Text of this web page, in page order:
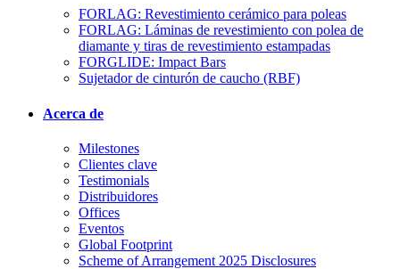
FORLAG: Revestimiento cerámico para poleas
FORLAG: Láminas de revestimiento con polea de
diamante y tiras de revestimiento estampadas
FORGLIDE: Impact Bars
Sujetador de cinturón de caucho (RBF)
Acerca de
Milestones
Clientes clave
Testimonials
Distribuidores
Offices
Eventos
Global Footprint
Scheme of Arrangement 2025 Disclosures